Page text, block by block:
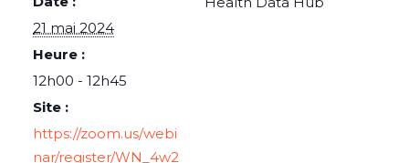
21 mai 2024
Heure :
12h00 - 12h45
Site :
https://zoom.us/webi
nar/register/WN_4w2